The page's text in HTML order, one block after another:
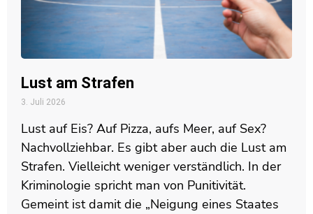
Lust am Strafen
3. Juli 2026
Lust auf Eis? Auf Pizza, aufs Meer, auf Sex?
Nachvollziehbar. Es gibt aber auch die Lust am
Strafen. Vielleicht weniger verständlich. In der
Kriminologie spricht man von Punitivität.
Gemeint ist damit die „Neigung eines Staates